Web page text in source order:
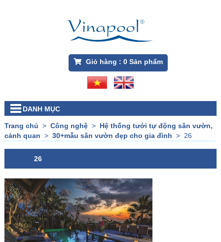
Giỏ hàng : 0Sản phẩm
DANH MỤC
Trang chủ > Công nghệ> Hệ thống tưới tự động sân vườn,
cảnh quan > 30+mẫu sân vườn đẹp cho gia đình > 26
26